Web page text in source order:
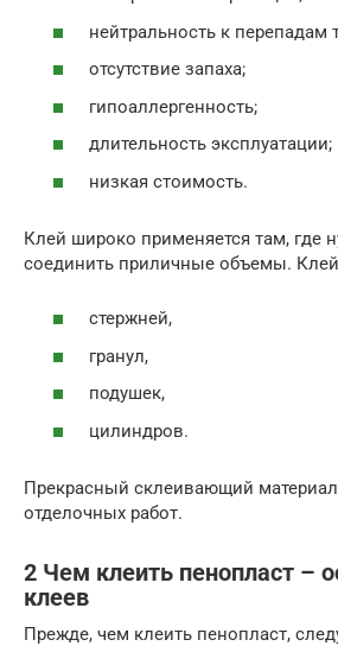
нейтральность к перепадам
отсутствие запаха;
гипоаллергенность;
длительность эксплуатации;
низкая стоимость.
Клей широко применяется там, где
соединить приличные объемы. Клей
стержней,
гранул,
подушек,
цилиндров.
Прекрасный склеивающий
отделочных работ.
2 Чем клеить пенопласт –
клеев
Прежде, чем клеить пенопласт,